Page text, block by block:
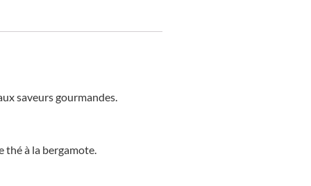
saveurs gourmandes.
thé à la bergamote.